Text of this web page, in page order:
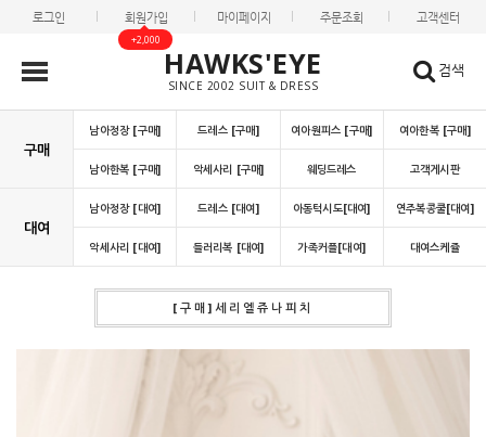
로그인 회원가입
+2,000
마이페이지 주문조회 고객센터
HAWKS'EYE
SINCE 2002 SUIT & DRESS
검색
구매
남아정장 [구매] 드레스 [구매] 여아원피스 [구매] 여아한복 [구매]
남아한복 [구매] 악세사리 [구매] 웨딩드레스 고객게시판
대여
남아정장 [대여] 드레스 [대여] 아동턱시도[대여] 연주복콩쿨[대여]
악세사리 [대여] 들러리복 [대여] 가족커플[대여] 대여스케쥴
[구매]세리엘쥬나피치